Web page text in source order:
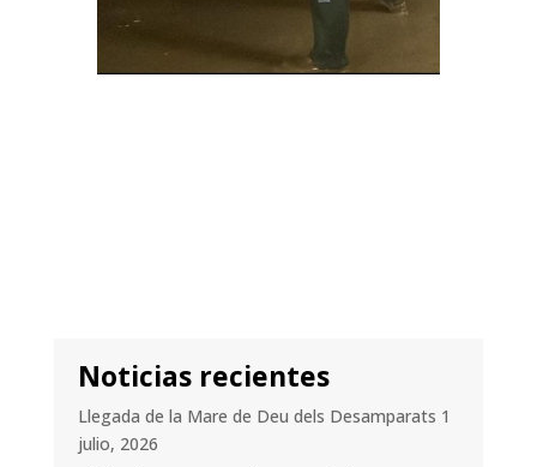
Noticias recientes
Llegada de la Mare de Deu dels Desamparats 1
julio, 2026